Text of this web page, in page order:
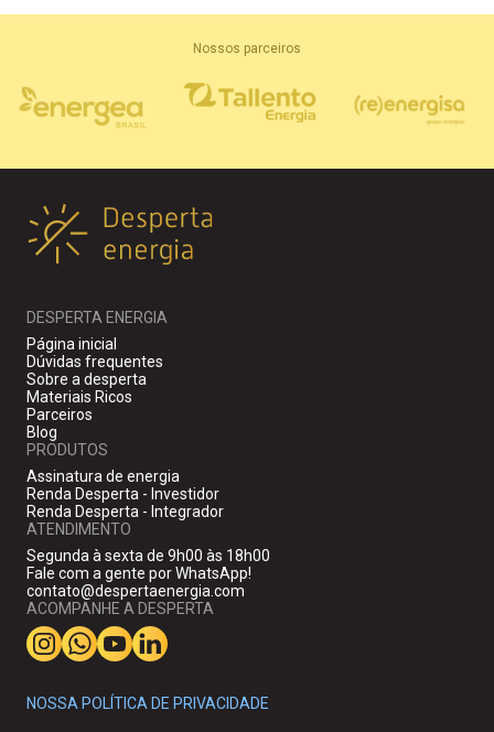
Nossos parceiros
DESPERTA ENERGIA
Página inicial
Dúvidas frequentes
Sobre a desperta
Materiais Ricos
Parceiros
Blog
PRODUTOS
Assinatura de energia
Renda Desperta - Investidor
Renda Desperta - Integrador
ATENDIMENTO
Segunda à sexta de 9h00 às 18h00
Fale com a gente por WhatsApp!
contato@despertaenergia.com
ACOMPANHE A DESPERTA
NOSSA POLÍTICA DE PRIVACIDADE